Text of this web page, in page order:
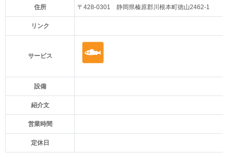
住所 〒428-0301 静岡県榛原郡川根本町徳山2462-1
リンク
サービス
設備
紹介文
営業時間
定休日